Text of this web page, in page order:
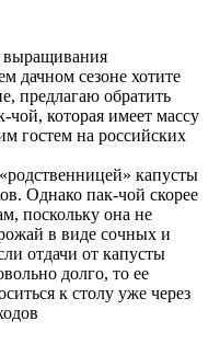
выращивания
дачном сезоне хотите
предлагаю обратить
которая имеет массу
гостем на российских
капусты
Однако пак-чой скорее
поскольку она не
в виде сочных и
отдачи от капусты
долго, то ее
к столу уже через